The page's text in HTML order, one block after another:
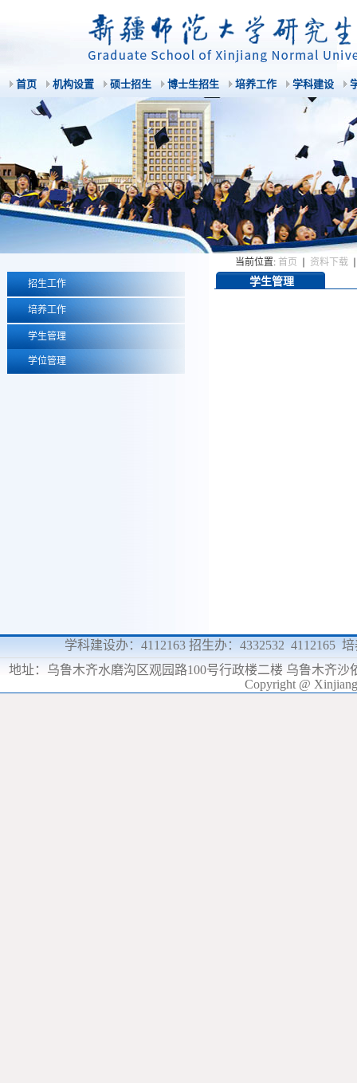
首页 机构设置 硕士招生 博士生招生 培养工作 学科建设
当前位置: 首页
资料下载
招生工作
培养工作
学生管理
学位管理
学生管理
学科建设办：4112163 招生办：4332532 4112165
地址： 乌鲁木齐水磨沟区观园路100号行政楼二楼 乌鲁木齐沙
Copyright @